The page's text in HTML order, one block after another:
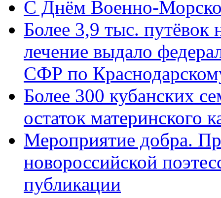
C Днём Военно-
Более 3,9 тыс. путёвок
лечение выдало
СФР по
Более 300 кубанских
остаток материнского
Мероприятие добра.
новороссийской
публикации